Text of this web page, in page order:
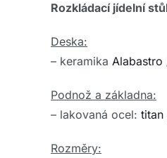
Rozkládací jídelní
Deska:
– keramika Alabastro
Podnož a základna:
– lakovaná ocel: titan
Rozměry: